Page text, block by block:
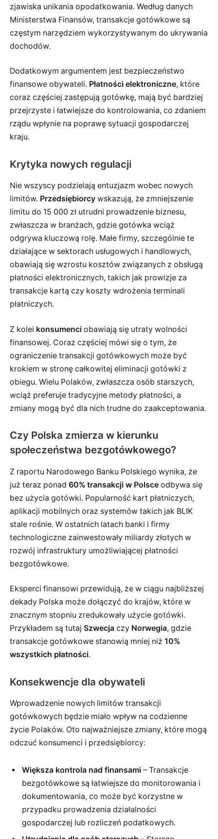
zjawiska unikania opodatkowania. Według danych
Ministerstwa Finansów, transakcje gotówkowe są
częstym narzędziem wykorzystywanym do ukrywania
dochodów.
Dodatkowym argumentem jest bezpieczeństwo
finansowe obywateli. Płatności elektroniczne, które
coraz częściej zastępują gotówkę, mają być bardziej
przejrzyste i łatwiejsze do kontrolowania, co zdaniem
rządu wpłynie na poprawę sytuacji gospodarczej
kraju.
Krytyka nowych regulacji
Nie wszyscy podzielają entuzjazm wobec nowych
limitów. Przedsiębiorcy wskazują, że zmniejszenie
limitu do 15 000 zł utrudni prowadzenie biznesu,
zwłaszcza w branżach, gdzie gotówka wciąż
odgrywa kluczową rolę. Małe firmy, szczególnie te
działające w sektorach usługowych i handlowych,
obawiają się wzrostu kosztów związanych z obsługą
płatności elektronicznych, takich jak prowizje za
transakcje kartą czy koszty wdrożenia terminali
płatniczych.
Z kolei konsumenci obawiają się utraty wolności
finansowej. Coraz częściej mówi się o tym, że
ograniczenie transakcji gotówkowych może być
krokiem w stronę całkowitej eliminacji gotówki z
obiegu. Wielu Polaków, zwłaszcza osób starszych,
wciąż preferuje tradycyjne metody płatności, a
zmiany mogą być dla nich trudne do zaakceptowania.
Czy Polska zmierza w kierunku
społeczeństwa bezgotówkowego?
Z raportu Narodowego Banku Polskiego wynika, że
już teraz ponad 60% transakcji w Polsce odbywa się
bez użycia gotówki. Popularność kart płatniczych,
aplikacji mobilnych oraz systemów takich jak BLIK
stale rośnie. W ostatnich latach banki i firmy
technologiczne zainwestowały miliardy złotych w
rozwój infrastruktury umożliwiającej płatności
bezgotówkowe.
Eksperci finansowi przewidują, że w ciągu najbliższej
dekady Polska może dołączyć do krajów, które w
znacznym stopniu zredukowały użycie gotówki.
Przykładem są tutaj Szwecja czy Norwegia, gdzie
transakcje gotówkowe stanowią mniej niż 10%
wszystkich płatności.
Konsekwencje dla obywateli
Wprowadzenie nowych limitów transakcji
gotówkowych będzie miało wpływ na codzienne
życie Polaków. Oto najważniejsze zmiany, które mogą
odczuć konsumenci i przedsiębiorcy:
Większa kontrola nad finansami – Transakcje
bezgotówkowe są łatwiejsze do monitorowania i
dokumentowania, co może być korzystne w
przypadku prowadzenia działalności
gospodarczej lub rozliczeń podatkowych.